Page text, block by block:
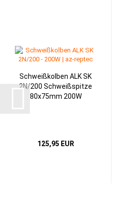
Schweißkolben ALK SK
2N/200 Schweißspitze
80x75mm 200W
125,95 EUR